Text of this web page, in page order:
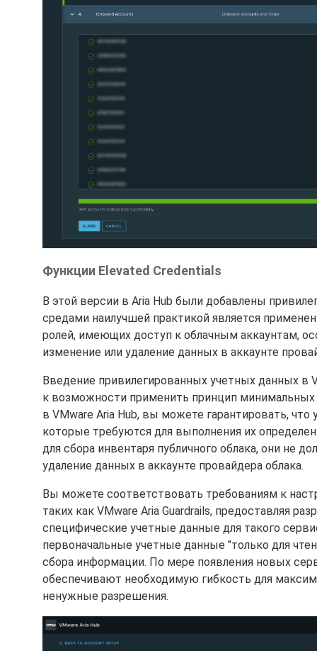
Функции Elevated Credentials
В этой версии в Aria Hub были добавлены
средами наилучшей практикой является
ролей, имеющих доступ к облачным аккаунтам,
изменение или удаление данных в аккаунте
Введение привилегированных учетных данных в
к возможности применить принцип
в VMware Aria Hub, вы можете гарантировать,
которые требуются для выполнения их
для сбора инвентаря публичного облака, они не
удаление данных в аккаунте провайдера облака.
Вы можете соответствовать требованиям к
таких как VMware Aria Guardrails, предоставляя
специфические учетные данные для такого
первоначальные учетные данные "только для
сбора информации. По мере появления новых
обеспечивают необходимую гибкость для
ненужные разрешения.